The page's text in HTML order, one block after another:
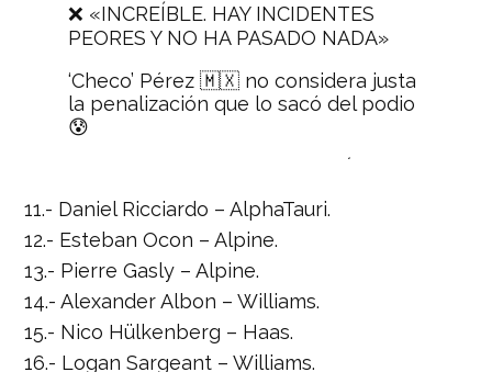
❌ «INCREÍBLE. HAY INCIDENTES
PEORES Y NO HA PASADO NADA»
‘Checo’ Pérez 🇲🇽 no considera justa
la penalización que lo sacó del podio
😰
pic.twitter.com/gJH5HGuQYn
— FOX Sports MX (@FOXSportsMX)
November 26, 2023
11.- Daniel Ricciardo – AlphaTauri.
12.- Esteban Ocon – Alpine.
13.- Pierre Gasly – Alpine.
14.- Alexander Albon – Williams.
15.- Nico Hülkenberg – Haas.
16.- Logan Sargeant – Williams.